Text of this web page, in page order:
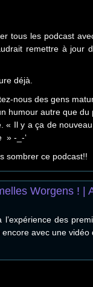
tous les podcast
remettre à jour
déjà.
nous des gens
humour autre que
« Il y a ça de
» -_-‘
sombrer ce podcast!!
Worgens ! |
des
encore avec une